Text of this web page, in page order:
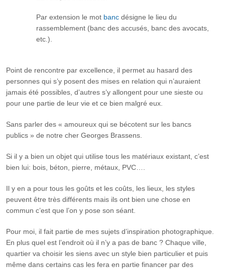
Par extension le mot banc désigne le lieu du
rassemblement (banc des accusés, banc des avocats,
etc.).
Point de rencontre par excellence, il permet au hasard des
personnes qui s’y posent des mises en relation qui n’auraient
jamais été possibles, d’autres s’y allongent pour une sieste ou
pour une partie de leur vie et ce bien malgré eux.
Sans parler des « amoureux qui se bécotent sur les bancs
publics » de notre cher Georges Brassens.
Si il y a bien un objet qui utilise tous les matériaux existant, c’est
bien lui: bois, béton, pierre, métaux, PVC….
Il y en a pour tous les goûts et les coûts, les lieux, les styles
peuvent être très différents mais ils ont bien une chose en
commun c’est que l’on y pose son séant.
Pour moi, il fait partie de mes sujets d’inspiration photographique.
En plus quel est l’endroit où il n’y a pas de banc ? Chaque ville,
quartier va choisir les siens avec un style bien particulier et puis
même dans certains cas les fera en partie financer par des